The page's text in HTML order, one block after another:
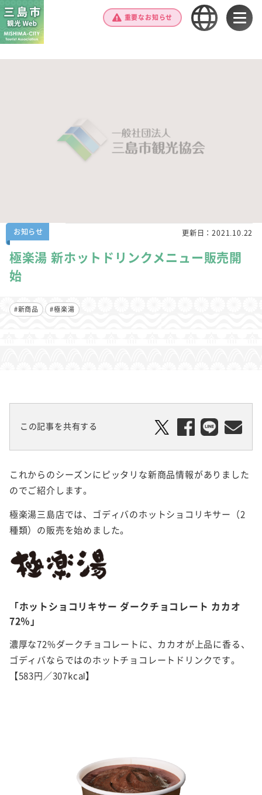
重要なお知らせ
お知らせ 更新日：2021.10.22
極楽湯 新ホットドリンクメニュー販売開
始
#新商品 #極楽湯
この記事を共有する
これからのシーズンにピッタリな新商品情報がありました
のでご紹介します。
極楽湯三島店では、ゴディバのホットショコリキサー（2
種類）の販売を始めました。
「ホットショコリキサー ダークチョコレート カカオ
72％」
濃厚な72%ダークチョコレートに、カカオが上品に香る、
ゴディバならではのホットチョコレートドリンクです。
【583円／307kcal】